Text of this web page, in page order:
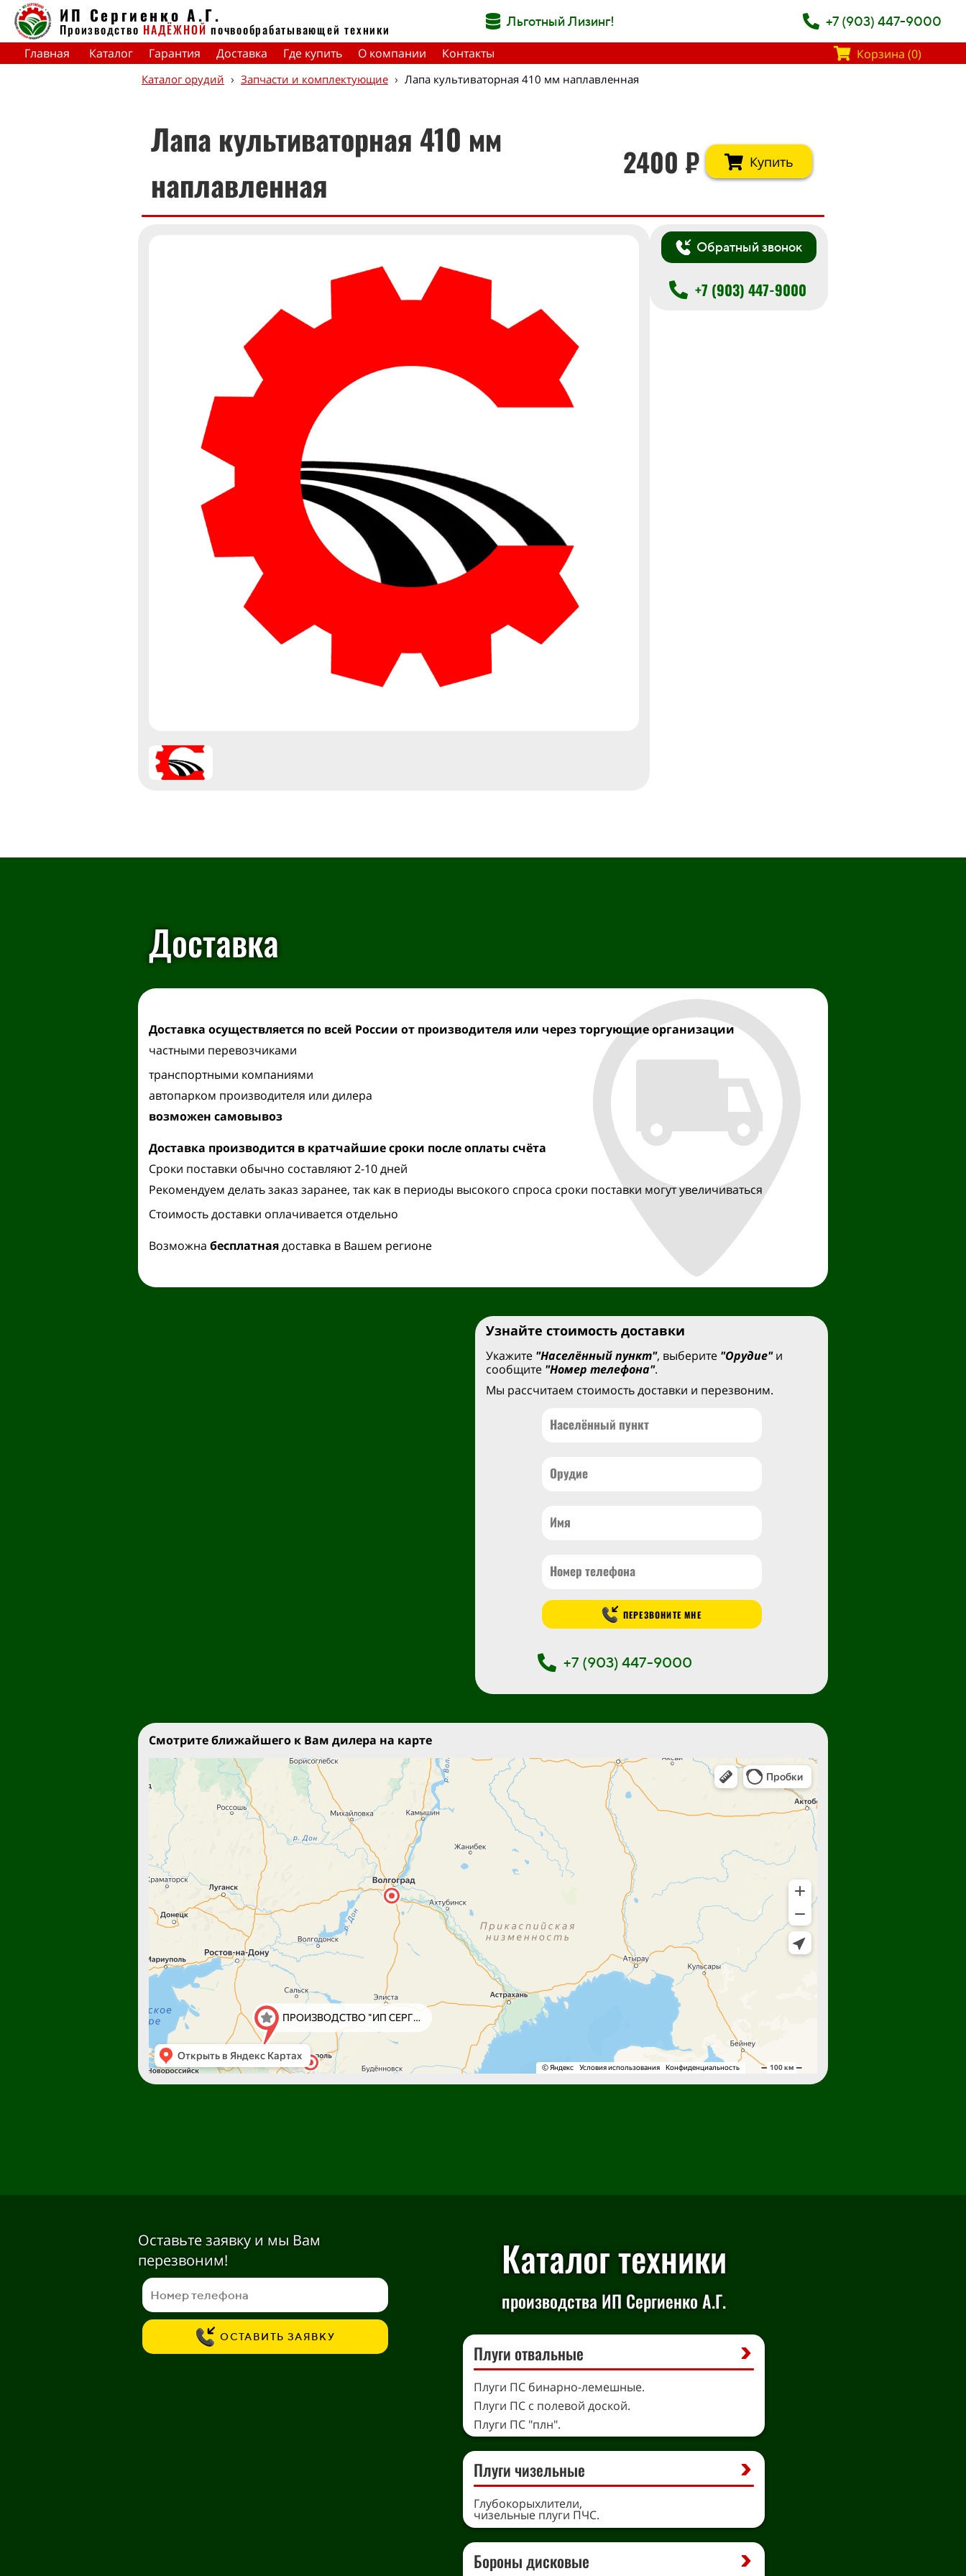
ИП Сергиенко А.Г.
Производство НАДЁЖНОЙ почвообрабатывающей техники Льготный Лизинг! +7 (903) 447-9000
Главная Каталог Гарантия Доставка Где купить О компании Контакты Корзина (0)
Каталог орудий › Запчасти и комплектующие › Лапа культиваторная 410 мм наплавленная
Лапа культиваторная 410 мм
наплавленная
2400 ₽ Купить
Обратный звонок
+7 (903) 447-9000
Доставка
Доставка осуществляется по всей России от производителя или через торгующие организации
частными перевозчиками
транспортными компаниями
автопарком производителя или дилера
возможен самовывоз
Доставка производится в кратчайшие сроки после оплаты счёта
Сроки поставки обычно составляют 2-10 дней
Рекомендуем делать заказ заранее, так как в периоды высокого спроса сроки поставки могут увеличиваться
Стоимость доставки оплачивается отдельно
Возможна бесплатнаядоставка в Вашем регионе
Узнайте стоимость доставки
Укажите "Населённый пункт", выберите "Орудие"и
сообщите "Номер телефона".
Мы рассчитаем стоимость доставки и перезвоним.
ПЕРЕЗВОНИТЕ МНЕ
+7 (903) 447-9000
Смотрите ближайшего к Вам дилера на карте
Оставьте заявку и мы Вам
перезвоним!
ОСТАВИТЬ ЗАЯВКУ
Каталог техники
производства ИП Сергиенко А.Г.
Плуги отвальные
Плуги ПС бинарно-лемешные.
Плуги ПС с полевой доской.
Плуги ПС "плн".
Плуги чизельные
Глубокорыхлители,
чизельные плуги ПЧС.
Бороны дисковые